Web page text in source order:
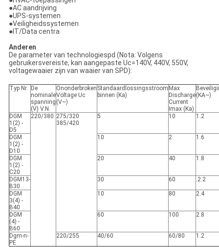
●AC aandrijving
●UPS-systemen
●Veiligheidssystemen
●IT/Data centra
Anderen
De parameter van technologiespd (Nota: Volgens
gebruikersvereiste, kan aangepaste Uc=140V, 440V, 550V,
voltagewaaier zijn van waaier van SPD):
Typ Nr.
De
nominale
spanning
(V) V.N.
Ononderbroken
Voltage Uc
(V~)
Standaardlossingsstroom
binnen (Ka)
Max
Discharge
Current
Imax (Ka)
(KA~)
DGM
1(2) -
D5
220/380 275/320
385/420
5 10 1.2
DGM
1(2) -
D10
10 2 1.6
DGM
1(2) -
C20
20 40 1.8
DGM13-
B30
30 60 .2.2
DGM
3(4) -
B40
10 80 2.4
DGM
(4) -
B60
60 100 2.8
Dgm-n-
PE
220/255 40/60 60/80 1.2